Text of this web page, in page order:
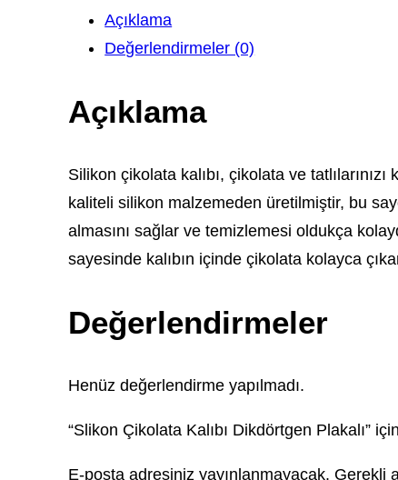
Açıklama
Değerlendirmeler (0)
Açıklama
Silikon çikolata kalıbı, çikolata ve
kaliteli silikon malzemeden üretilmiştir, bu
almasını sağlar ve temizlemesi oldukça
sayesinde kalıbın içinde çikolata kolayca
Değerlendirmeler
Henüz değerlendirme yapılmadı.
“Slikon Çikolata Kalıbı Dikdörtgen Plakalı”
E-posta adresiniz yayınlanmayacak. Gerekli